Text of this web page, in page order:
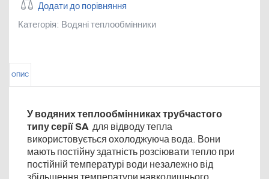
Додати до порівняння
Категорія: Водяні теплообмінники
ОПИС
У водяних теплообмінниках трубчастого
типу серії SA для відводу тепла
використовується охолоджуюча вода. Вони
мають постійну здатність розсіювати тепло при
постійній температурі води незалежно від
збільшення температури навколишнього